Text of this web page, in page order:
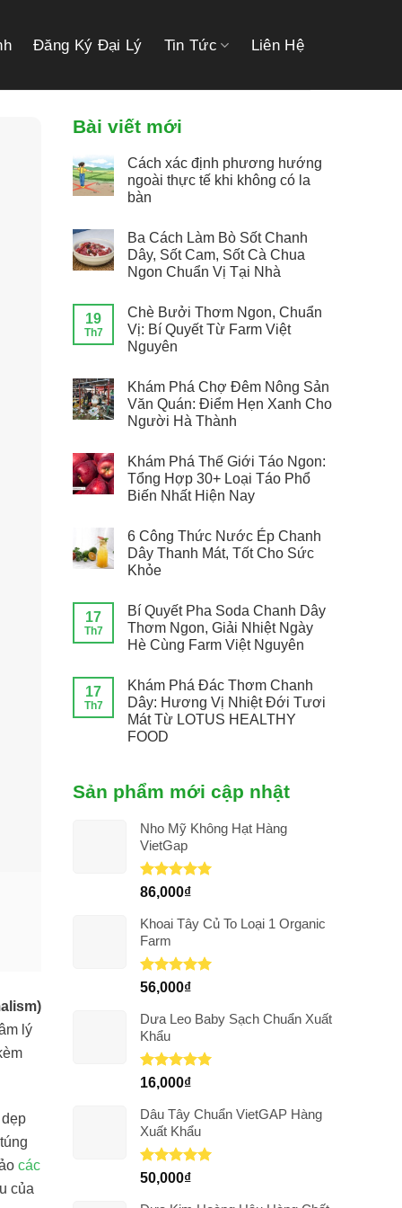
Đăng Ký Đại Lý Tin Tức Liên Hệ
lý
các
của
Bài viết mới
Cách xác định phương hướng
ngoài thực tế khi không có la
bàn
Ba Cách Làm Bò Sốt Chanh
Dây, Sốt Cam, Sốt Cà Chua
Ngon Chuẩn Vị Tại Nhà
19
Th7
Chè Bưởi Thơm Ngon, Chuẩn
Vị: Bí Quyết Từ Farm Việt
Nguyên
Khám Phá Chợ Đêm Nông Sản
Văn Quán: Điểm Hẹn Xanh Cho
Người Hà Thành
Khám Phá Thế Giới Táo Ngon:
Tổng Hợp 30+ Loại Táo Phổ
Biến Nhất Hiện Nay
6 Công Thức Nước Ép Chanh
Dây Thanh Mát, Tốt Cho Sức
Khỏe
17
Th7
Bí Quyết Pha Soda Chanh Dây
Thơm Ngon, Giải Nhiệt Ngày
Hè Cùng Farm Việt Nguyên
17
Th7
Khám Phá Đác Thơm Chanh
Dây: Hương Vị Nhiệt Đới Tươi
Mát Từ LOTUS HEALTHY
FOOD
Sản phẩm mới cập nhật
Nho Mỹ Không Hạt Hàng
VietGap
Được xếp
5 sao
86,000₫
Khoai Tây Củ To Loại 1 Organic
Farm
Được xếp
5 sao
56,000₫
Dưa Leo Baby Sạch Chuẩn Xuất
Khẩu
Được xếp
5 sao
16,000₫
Dâu Tây Chuẩn VietGAP Hàng
Xuất Khẩu
Được xếp
5 sao
50,000₫